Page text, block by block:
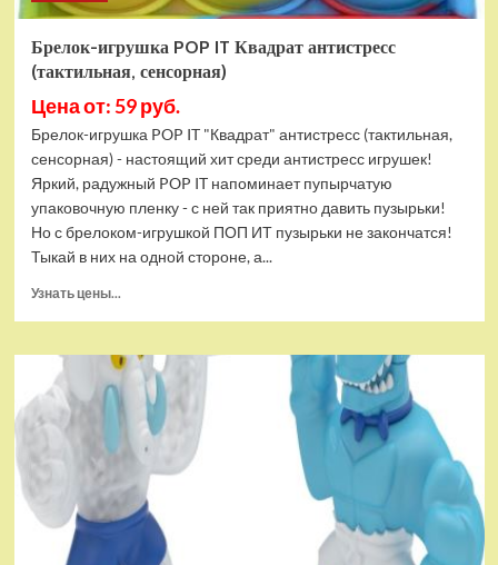
Брелок-игрушка POP IT Квадрат антистресс
(тактильная, сенсорная)
Цена от: 59 руб.
Брелок-игрушка POP IT "Квадрат" антистресс (тактильная,
сенсорная) - настоящий хит среди антистресс игрушек!
Яркий, радужный POP IT напоминает пупырчатую
упаковочную пленку - с ней так приятно давить пузырьки!
Но с брелоком-игрушкой ПОП ИТ пузырьки не закончатся!
Тыкай в них на одной стороне, а...
Узнать цены...
Брелок-
игрушка
POP
Квадрат
антистресс
(тактильная,
сенсорная)